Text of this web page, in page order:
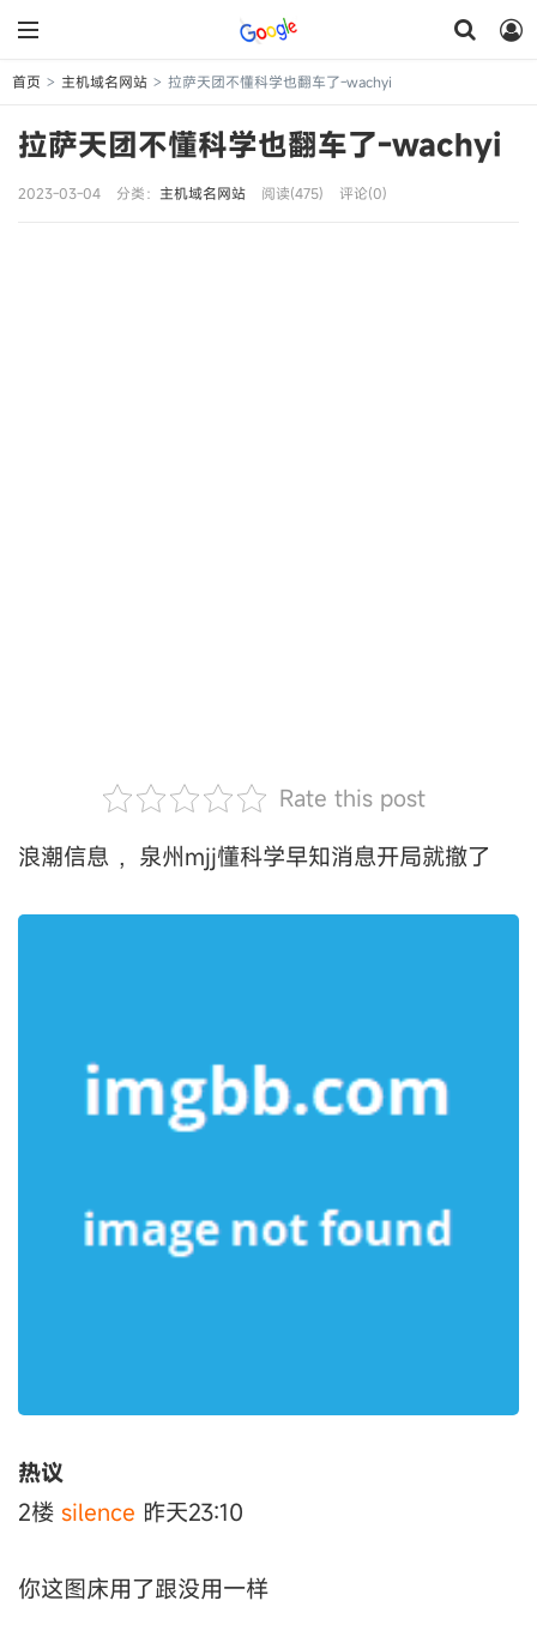
首页 > 主机域名网站 > 拉萨天团不懂科学也翻车了-wachyi
拉萨天团不懂科学也翻车了-wachyi
2023-03-04 分类： 主机域名网站 阅读(475) 评论(0)
Rate this post
浪潮信息 ，泉州mjj懂科学早知消息开局就撤了
热议
2楼 silence 昨天23:10
你这图床用了跟没用一样